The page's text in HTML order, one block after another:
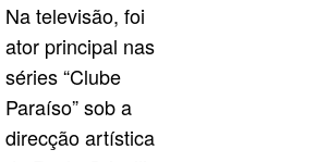
Na televisão, foi
ator principal nas
séries “Clube
Paraíso” sob a
direcção artística